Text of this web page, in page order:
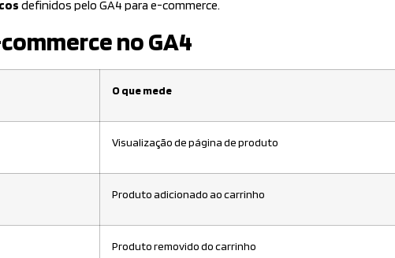
definidos pelo GA4 para e-commerce.
no GA4
O que mede
Visualização de página de produto
Produto adicionado ao carrinho
Produto removido do carrinho